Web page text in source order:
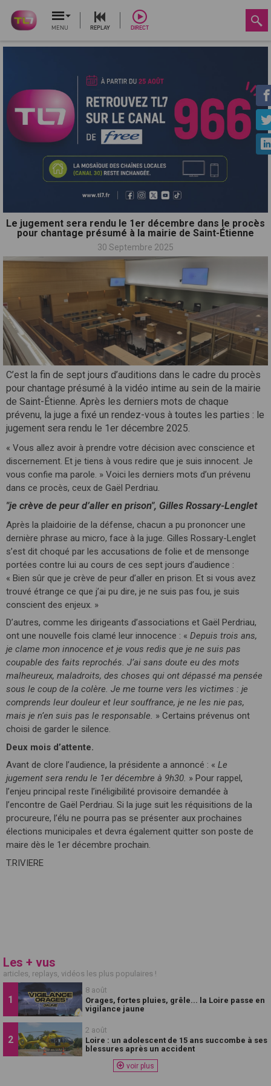
MENU REPLAY DIRECT
Le jugement sera rendu le 1er décembre dans le procès
pour chantage présumé à la mairie de Saint-Étienne
30 Septembre 2025
C’est la fin de sept jours d’auditions dans le cadre du procès
pour chantage présumé à la vidéo intime au sein de la mairie
de Saint-Étienne. Après les derniers mots de chaque
prévenu, la juge a fixé un rendez-vous à toutes les parties : le
jugement sera rendu le 1er décembre 2025.
« Vous allez avoir à prendre votre décision avec conscience et
discernement. Et je tiens à vous redire que je suis innocent. Je
vous confie ma parole. » Voici les derniers mots d’un prévenu
dans ce procès, ceux de Gaël Perdriau.
"je crève de peur d’aller en prison", Gilles Rossary-Lenglet
Après la plaidoirie de la défense, chacun a pu prononcer une
dernière phrase au micro, face à la juge. Gilles Rossary-Lenglet
s’est dit choqué par les accusations de folie et de mensonge
portées contre lui au cours de ces sept jours d’audience :
« Bien sûr que je crève de peur d’aller en prison. Et si vous avez
trouvé étrange ce que j’ai pu dire, je ne suis pas fou, je suis
conscient des enjeux. »
D’autres, comme les dirigeants d’associations et Gaël Perdriau,
ont une nouvelle fois clamé leur innocence : « Depuis trois ans,
je clame mon innocence et je vous redis que je ne suis pas
coupable des faits reprochés. J’ai sans doute eu des mots
malheureux, maladroits, des choses qui ont dépassé ma pensée
sous le coup de la colère. Je me tourne vers les victimes : je
comprends leur douleur et leur souffrance, je ne les nie pas,
mais je n’en suis pas le responsable. » Certains prévenus ont
choisi de garder le silence.
Deux mois d’attente.
Avant de clore l’audience, la présidente a annoncé : « Le
jugement sera rendu le 1er décembre à 9h30. » Pour rappel,
l’enjeu principal reste l’inéligibilité provisoire demandée à
l’encontre de Gaël Perdriau. Si la juge suit les réquisitions de la
procureure, l’élu ne pourra pas se présenter aux prochaines
élections municipales et devra également quitter son poste de
maire dès le 1er décembre prochain.
T.RIVIERE
Les + vus
articles, replays, vidéos les plus populaires !
8 août
Orages, fortes pluies, grêle... la Loire passe en
vigilance jaune
2 août
Loire : un adolescent de 15 ans succombe à ses
blessures après un accident
voir plus